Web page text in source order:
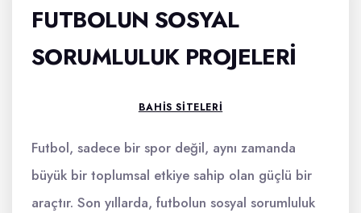
FUTBOLUN SOSYAL
SORUMLULUK PROJELERI
BAHIS SITELERI
Futbol, sadece bir spor değil, aynı zamanda
büyük bir toplumsal etkiye sahip olan güçlü bir
araçtır. Son yıllarda, futbolun sosyal sorumluluk